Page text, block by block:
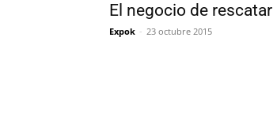
El negocio de
Expok - 23 octubre 2015